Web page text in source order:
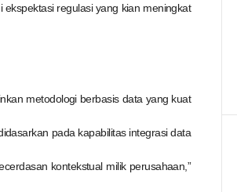
regulasi yang kian meningkat
metodologi berbasis data yang kuat
pada kapabilitas integrasi data
kontekstual milik perusahaan,”